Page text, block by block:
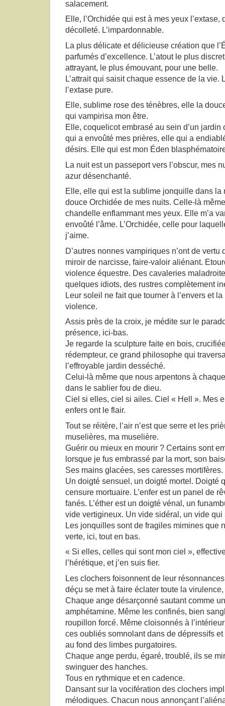
salacement.
Elle, l’Orchidée qui est à mes yeux l’extase,
décolleté. L’impardonnable.
La plus délicate et délicieuse création que
parfumés d’excellence. L’atout le plus
attrayant, le plus émouvant, pour une belle.
L’attrait qui saisit chaque essence de la vie.
l’extase pure.
Elle, sublime rose des ténèbres, elle la
qui vampirisa mon être.
Elle, coquelicot embrasé au sein d’un jardin
qui a envoûté mes prières, elle qui a
désirs. Elle qui est mon Éden
La nuit est un passeport vers l’obscur, mes
azur désenchanté.
Elle, elle qui est la sublime jonquille dans la
douce Orchidée de mes nuits. Celle-là
chandelle enflammant mes yeux. Elle m’a
envoûté l’âme. L’Orchidée, celle pour
j’aime.
D’autres nonnes vampiriques n’ont de vertu
miroir de narcisse, faire-valoir aliénant.
violence équestre. Des cavaleries
quelques idiots, des rustres complètement
Leur soleil ne fait que tourner à l’envers et
violence.
Assis près de la croix, je médite sur le
présence, ici-bas.
Je regarde la sculpture faite en bois,
rédempteur, ce grand philosophe qui
l’effroyable jardin desséché.
Celui-là même que nous arpentons à
dans le sablier fou de dieu.
Ciel si elles, ciel si ailes. Ciel « Hell ». Mes
enfers ont le flair.
Tout se réitère, l’air n’est que serre et les
muselières, ma muselière.
Guérir ou mieux en mourir ? Certains sont
lorsque je fus embrassé par la mort, son
Ses mains glacées, ses caresses mortifères.
Un doigté sensuel, un doigté mortel. Doigté
censure mortuaire. L’enfer est un panel de
fanés. L’éther est un doigté vénal, un
vide vertigineux. Un vide sidéral, un vide qui
Les jonquilles sont de fragiles mimines que
verte, ici, tout en bas.
« Si elles, celles qui sont mon ciel »,
l’hérétique, et j’en suis fier.
Les clochers foisonnent de leur
déçu se met à faire éclater toute la
Chaque ange désarçonné sautant comme
amphétamine. Même les confinés, bien
roupillon forcé. Même cloisonnés à
ces oubliés somnolant dans de dépressifs
au fond des limbes purgatoires.
Chaque ange perdu, égaré, troublé, ils se
swinguer des hanches.
Tous en rythmique et en cadence.
Dansant sur la vocifération des clochers
mélodiques. Chacun nous annonçant